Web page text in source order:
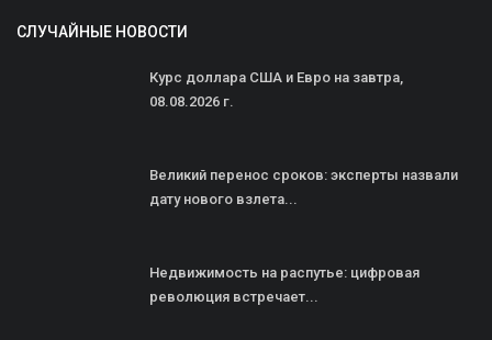
СЛУЧАЙНЫЕ НОВОСТИ
Курс доллара США и Евро на завтра,
08.08.2026 г.
Великий перенос сроков: эксперты назвали
дату нового взлета...
Недвижимость на распутье: цифровая
революция встречает...